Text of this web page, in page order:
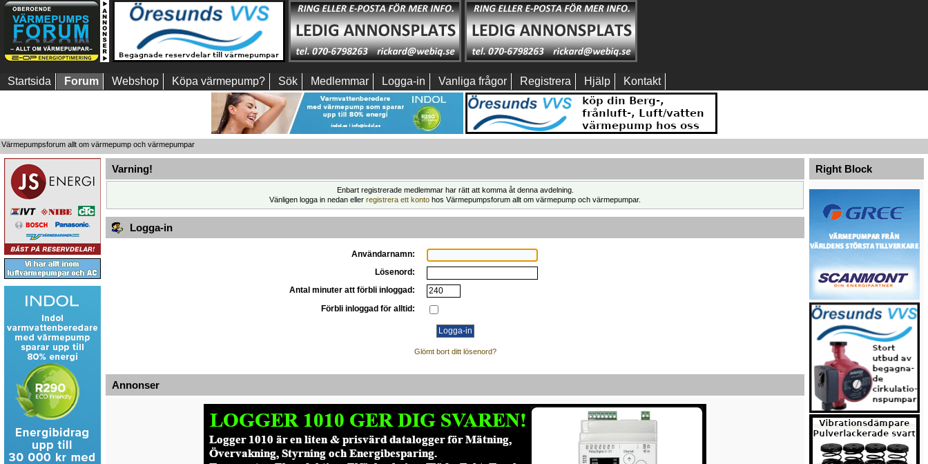
Startsida Forum Webshop Köpa värmepump? Sök Medlemmar Logga-in Vanliga frågor Registrera Hjälp Kontakt
Värmepumpsforum allt om värmepump och värmepumpar
Varning!
Enbart registrerade medlemmar har rätt att komma åt denna avdelning.
Vänligen logga in nedan eller registrera ett konto hos Värmepumpsforum allt om värmepump och värmepumpar.
Logga-in
Användarnamn:
Lösenord:
Antal minuter att förbli inloggad:
Förbli inloggad för alltid:
Glömt bort ditt lösenord?
Annonser
Right Block